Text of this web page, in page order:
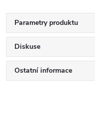
Parametry produktu
Diskuse
Ostatní informace